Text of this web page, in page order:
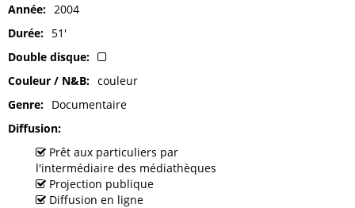
Année
2004
Durée
51'
Double disque
Couleur / N&B
couleur
Genre
Documentaire
Diffusion
Prêt aux particuliers par
l'intermédiaire des médiathèques
Projection publique
Diffusion en ligne